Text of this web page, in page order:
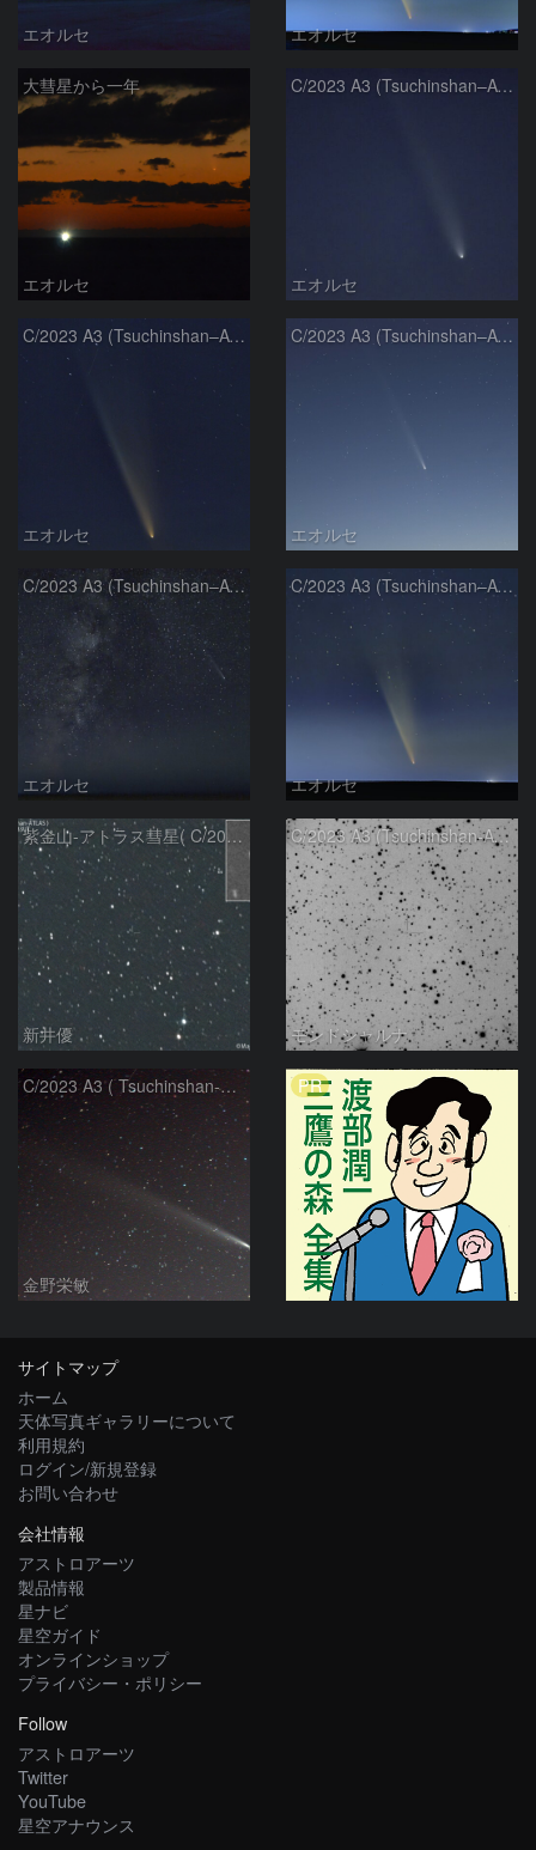
エオルセ エオルセ
大彗星から一年
エオルセ
C/2023 A3 (Tsuchinshan–ATLAS)
エオルセ
C/2023 A3 (Tsuchinshan–ATLAS)
エオルセ
C/2023 A3 (Tsuchinshan–ATLAS)
エオルセ
C/2023 A3 (Tsuchinshan–ATLAS)と天の川
エオルセ
C/2023 A3 (Tsuchinshan–ATLAS)
エオルセ
紫金山-アトラス彗星( C/2023A3 )：2025/09/16
新井優
C/2023 A3 (Tsuchinshan-ATLAS)
モンドシャルナ
C/2023 A3 ( Tsuchinshan-ATLAS )
金野栄敏
PR
サイトマップ
ホーム
天体写真ギャラリーについて
利用規約
ログイン/新規登録
お問い合わせ
会社情報
アストロアーツ
製品情報
星ナビ
星空ガイド
オンラインショップ
プライバシー・ポリシー
Follow
アストロアーツ
Twitter
YouTube
星空アナウンス